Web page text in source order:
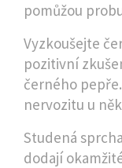
pomůžou
Vyzkoušejte
pozitivní
černého
nervozitu u
Studená
dodají